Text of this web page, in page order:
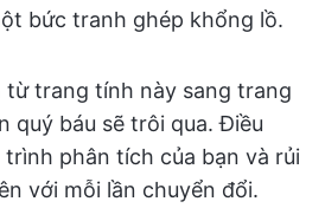
bức tranh ghép khổng lồ.
từ trang tính này sang trang
quý báu sẽ trôi qua. Điều
trình phân tích của bạn và rủi
với mỗi lần chuyển đổi.